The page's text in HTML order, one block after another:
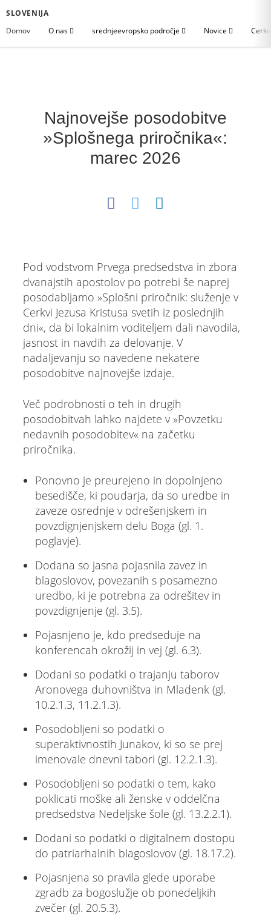
SLOVENIJA
Domov
O nas srednjeevropsko področje Novice
Najnovejše posodobitve
»Splošnega priročnika«:
marec 2026
Pod vodstvom Prvega predsedstva in zbora
dvanajstih apostolov po potrebi še naprej
posodabljamo »Splošni priročnik: služenje v
Cerkvi Jezusa Kristusa svetih iz poslednjih
dni«, da bi lokalnim voditeljem dali navodila,
jasnost in navdih za delovanje. V
nadaljevanju so navedene nekatere
posodobitve najnovejše izdaje.
Več podrobnosti o teh in drugih
posodobitvah lahko najdete v »Povzetku
nedavnih posodobitev« na začetku
priročnika.
Ponovno je preurejeno in dopolnjeno
besedišče, ki poudarja, da so uredbe in
zaveze osrednje v odrešenjskem in
povzdignjenjskem delu Boga (gl. 1.
poglavje).
Dodana so jasna pojasnila zavez in
blagoslovov, povezanih s posamezno
uredbo, ki je potrebna za odrešitev in
povzdignjenje (gl. 3.5).
Pojasnjeno je, kdo predseduje na
konferencah okrožij in vej (gl. 6.3).
Dodani so podatki o trajanju taborov
Aronovega duhovništva in Mladenk (gl.
10.2.1.3, 11.2.1.3).
Posodobljeni so podatki o
superaktivnostih Junakov, ki so se prej
imenovale dnevni tabori (gl. 12.2.1.3).
Posodobljeni so podatki o tem, kako
poklicati moške ali ženske v oddelčna
predsedstva Nedeljske šole (gl. 13.2.2.1).
Dodani so podatki o digitalnem dostopu
do patriarhalnih blagoslovov (gl. 18.17.2).
Pojasnjena so pravila glede uporabe
zgradb za bogoslužje ob ponedeljkih
zvečer (gl. 20.5.3).